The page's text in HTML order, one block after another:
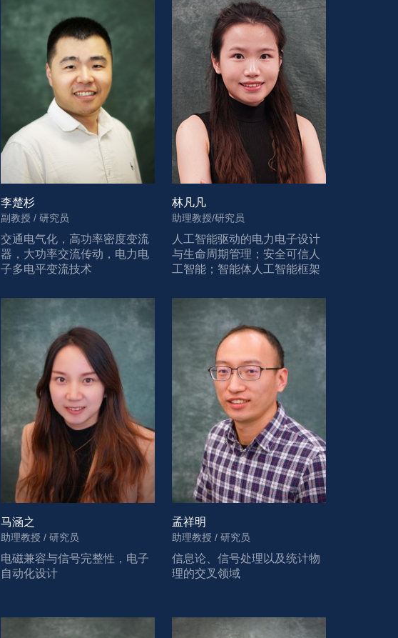
李楚杉
副教授 / 研究员
交通电气化，高功率密度变流
器，大功率交流传动，电力电
子多电平变流技术
林凡凡
助理教授/研究员
人工智能驱动的电力电子设计
与生命周期管理；安全可信人
工智能；智能体人工智能框架
网中的应用
马涵之
助理教授 / 研究员
电磁兼容与信号完整性，电子
自动化设计
孟祥明
助理教授 / 研究员
信息论、信号处理以及统计物
理的交叉领域